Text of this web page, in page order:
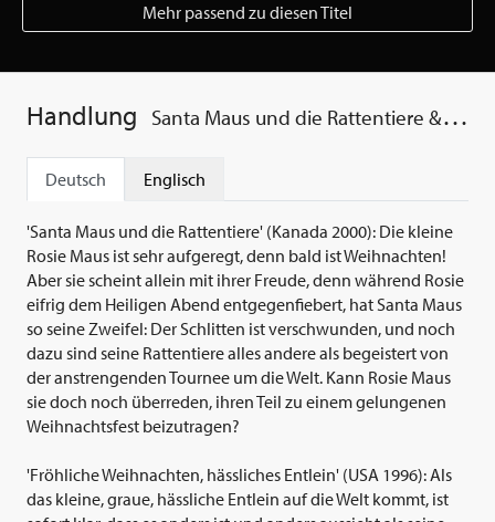
Mehr passend zu diesen Titel
Handlung Santa Maus und die Rattentiere & Fröhliche...
Deutsch Englisch
'Santa Maus und die Rattentiere' (Kanada 2000): Die kleine
Rosie Maus ist sehr aufgeregt, denn bald ist Weihnachten!
Aber sie scheint allein mit ihrer Freude, denn während Rosie
eifrig dem Heiligen Abend entgegenfiebert, hat Santa Maus
so seine Zweifel: Der Schlitten ist verschwunden, und noch
dazu sind seine Rattentiere alles andere als begeistert von
der anstrengenden Tournee um die Welt. Kann Rosie Maus
sie doch noch überreden, ihren Teil zu einem gelungenen
Weihnachtsfest beizutragen?
'Fröhliche Weihnachten, hässliches Entlein' (USA 1996): Als
das kleine, graue, hässliche Entlein auf die Welt kommt, ist